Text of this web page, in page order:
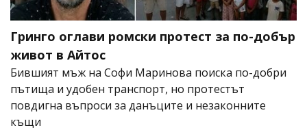
Гринго оглави ромски протест за по-добър
живот в Айтос
Бившият мъж на Софи Маринова поиска по-добри
пътища и удобен транспорт, но протестът
повдигна въпроси за данъците и незаконните
къщи